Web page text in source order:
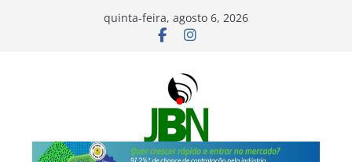
quinta-feira, agosto 6, 2026